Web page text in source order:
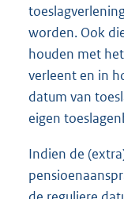
worden. Ook
houden met
verleent en in
datum van
eigen
Indien de